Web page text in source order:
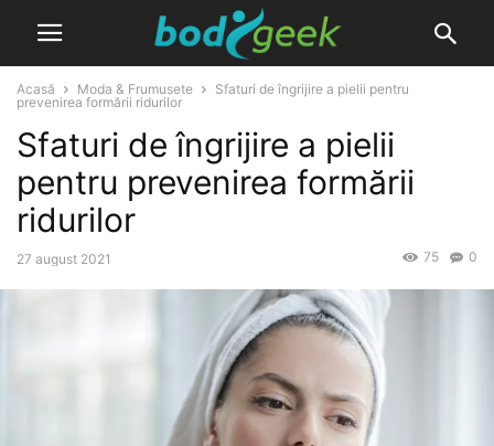
Acasă Moda & Frumusete
Sfaturi de îngrijire a pielii pentru
prevenirea formării ridurilor
Sfaturi de îngrijire a pielii
pentru prevenirea formării
ridurilor
27 august 2021 0
75